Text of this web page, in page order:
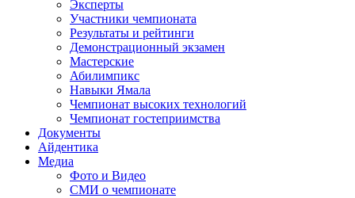
Эксперты
Участники чемпионата
Результаты и рейтинги
Демонстрационный экзамен
Мастерские
Абилимпикс
Навыки Ямала
Чемпионат высоких технологий
Чемпионат гостеприимства
Документы
Айдентика
Медиа
Фото и Видео
СМИ о чемпионате